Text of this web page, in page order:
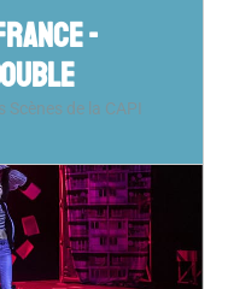
-
Scènes de la CAPI